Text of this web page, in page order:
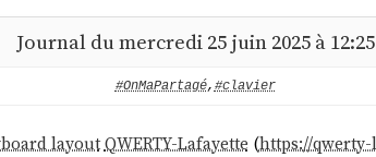
Journal du mercredi 25 juin 2025 à 12:25
#OnMaPartagé, #clavier
layoutQWERTY-Lafayette (https://